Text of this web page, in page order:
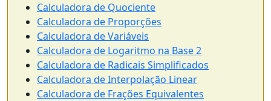
Calculadora de Quociente
Calculadora de Proporções
Calculadora de Variáveis
Calculadora de Logaritmo na Base 2
Calculadora de Radicais Simplificados
Calculadora de Interpolação Linear
Calculadora de Frações Equivalentes